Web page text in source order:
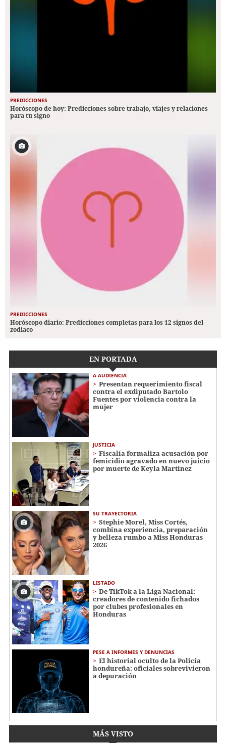
PREDICCIONES
Horóscopo de hoy: Predicciones sobre trabajo, viajes y relaciones
para tu signo
PREDICCIONES
Horóscopo diario: Predicciones completas para los 12 signos del
zodiaco
EN PORTADA
A AUDIENCIA
Presentan requerimiento fiscal
contra el exdiputado Bartolo
Fuentes por violencia contra la
mujer
JUSTICIA
Fiscalía formaliza acusación por
femicidio agravado en nuevo juicio
por muerte de Keyla Martínez
SU TRAYECTORIA
Stephie Morel, Miss Cortés,
combina experiencia, preparación
y belleza rumbo a Miss Honduras
2026
LISTADO
De TikTok a la Liga Nacional:
creadores de contenido fichados
por clubes profesionales en
Honduras
PESE A INFORMES Y DENUNCIAS
El historial oculto de la Policía
hondureña: oficiales sobrevivieron
a depuración
MÁS VISTO